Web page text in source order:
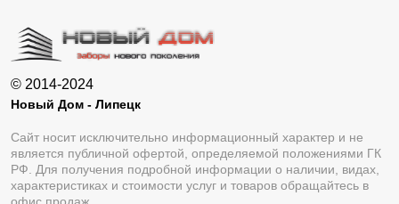
© 2014-2024
Новый Дом - Липецк
Сайт носит исключительно информационный характер и не
является публичной офертой, определяемой положениями ГК
РФ. Для получения подробной информации о наличии, видах,
характеристиках и стоимости услуг и товаров обращайтесь в
офис продаж.